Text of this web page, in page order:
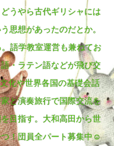
うやら古代ギリシャには
思想があったのだとか。
語学教室運営も兼ねてお
・ラテン語などが飛び交
化や世界各国の基礎会話
と演奏旅行で国際交流を
目指す。大和高田から世
！団員全パート募集中☺